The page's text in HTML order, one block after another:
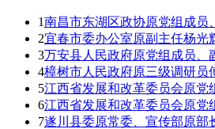
1南昌市东湖区政协原党组成员
2宜春市委办公室原副主任杨光
3万安县人民政府原党组成员、
4樟树市人民政府原三级调研员
5江西省发展和改革委员会原党
6江西省发展和改革委员会原党
7遂川县委原常委、宣传部原部